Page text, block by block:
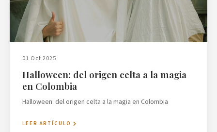
01 Oct 2025
Halloween: del origen celta a la magia
en Colombia
Halloween: del origen celta a la magia en Colombia
LEER ARTÍCULO